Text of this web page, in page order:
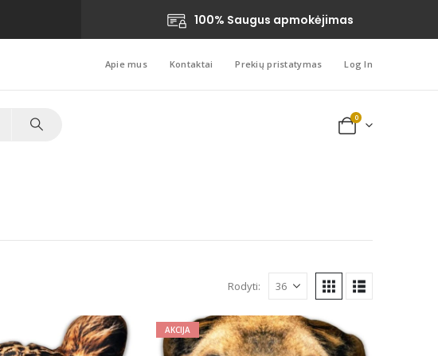
100% Saugus apmokėjimas
Apie mus Kontaktai Prekių pristatymas Log In
0
Rodyti:
AKCIJA